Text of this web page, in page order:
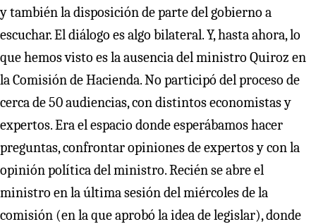
y también la disposición de parte del gobierno a
escuchar. El diálogo es algo bilateral. Y, hasta ahora, lo
que hemos visto es la ausencia del ministro Quiroz en
la Comisión de Hacienda. No participó del proceso de
cerca de 50 audiencias, con distintos economistas y
expertos. Era el espacio donde esperábamos hacer
preguntas, confrontar opiniones de expertos y con la
opinión política del ministro. Recién se abre el
ministro en la última sesión del miércoles de la
comisión (en la que aprobó la idea de legislar), donde